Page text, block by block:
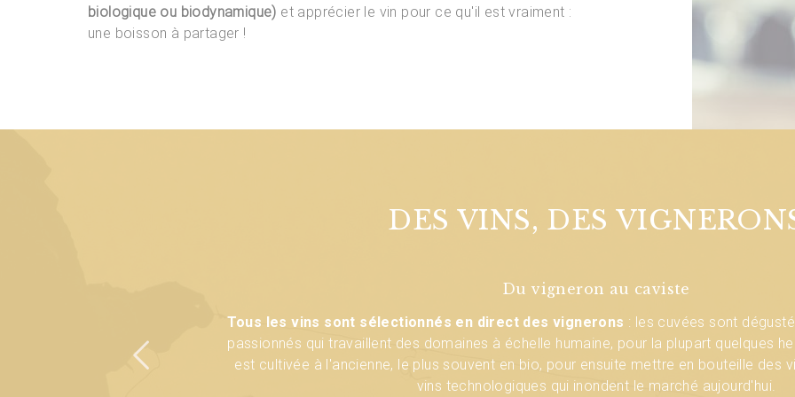
biologique ou biodynamique) et apprécier le vin pour ce qu'il est vraiment :
une boisson à partager !
DES VINS, DES
Un raisin parfait
La qualité du raisin doit être parfaite pour ce type de vin : la quasi-totalité des cuvées
vendanges triées à la main.
Respect du terroir, respect du raisin : les vins qui en découlent sont plus authentiques,
DES VINS, DES
Du vigneron au caviste
Tous les vins sont sélectionnés en direct des vignerons : les cuvées sont
passionnés qui travaillent des domaines à échelle humaine, pour la plupart quelques
est cultivée à l'ancienne, le plus souvent en bio, pour ensuite mettre en bouteille des
vins technologiques qui inondent le marché aujourd'hui.
DES VINS, DES
Des vins sincères
La plupart des vins sélectionnés sont issus d'une production naturelle de la vigne à la
des vignes, vinification sous la seule action des levures indigènes pour préserver la
terroir, élevage avec peu ou pas d'adjonction d'anti-oxydant (sulfites) afin de ne pas
tout en conciliant plaisir et santé.